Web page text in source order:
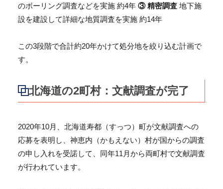
のボーリング調査などを実施 約4年 ③ 精密調査 地下施
設を建設して詳細な地質調査を実施 約14年
この3段階で合計約20年かけて処分地を絞り込む計画で
す。
北海道の2町村：文献調査が完了
2020年10月、北海道寿都（すっつ）町が文献調査への
応募を表明し、神恵内（かもえない）村が国からの調査
の申し入れを受諾して、同年11月から両町村で文献調査
が行われています。